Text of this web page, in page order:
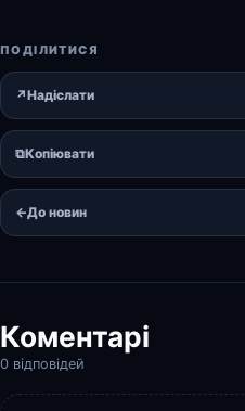
ПОДІЛИТИСЯ
↗Надіслати
⧉Копіювати
←До новин
Коментарі
0 відповідей